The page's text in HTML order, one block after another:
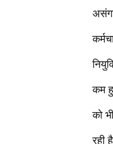
कम
को
रही